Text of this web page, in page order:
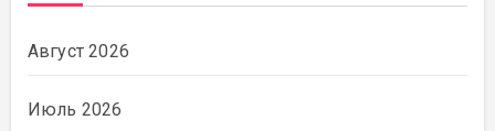
Август 2026
Июль 2026